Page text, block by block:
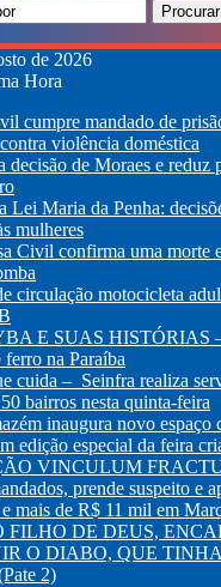
de 2026
Hora
cumpre mandado de
violência doméstica
decisão de Moraes e reduz
Lei Maria da Penha:
mulheres
Civil confirma uma morte
circulação motocicleta
E SUAS HISTÓRIAS –
ferro na Paraíba
cuida – Seinfra realiza
bairros nesta quinta-feira
inaugura novo espaço
edição especial da feira
VINCULUM
prende suspeito e
mais de R$ 11 mil em
FILHO DE DEUS,
O DIABO, QUE
2)